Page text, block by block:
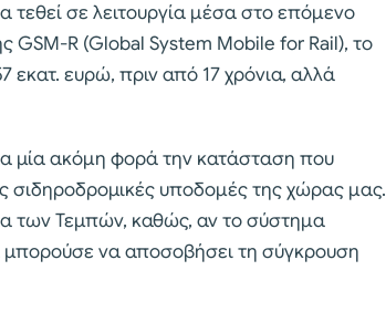
τεθεί σε λειτουργία μέσα στο επόμενο
GSM-R (Global System Mobile for Rail), το
εκατ. ευρώ, πριν από 17 χρόνια, αλλά
μία ακόμη φορά την κατάσταση που
σιδηροδρομικές υποδομές της χώρας μας.
των Τεμπών, καθώς, αν το σύστημα
μπορούσε να αποσοβήσει τη σύγκρουση